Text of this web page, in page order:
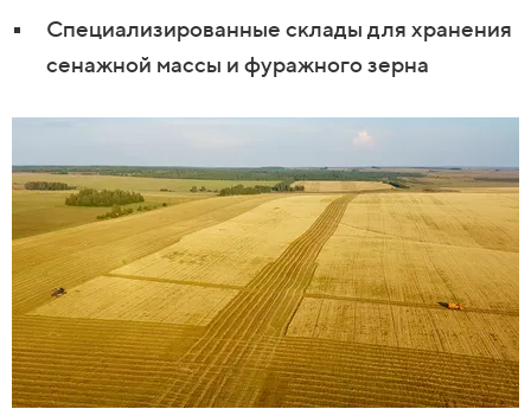
Специализированные склады для хранения
сенажной массы и фуражногозерна